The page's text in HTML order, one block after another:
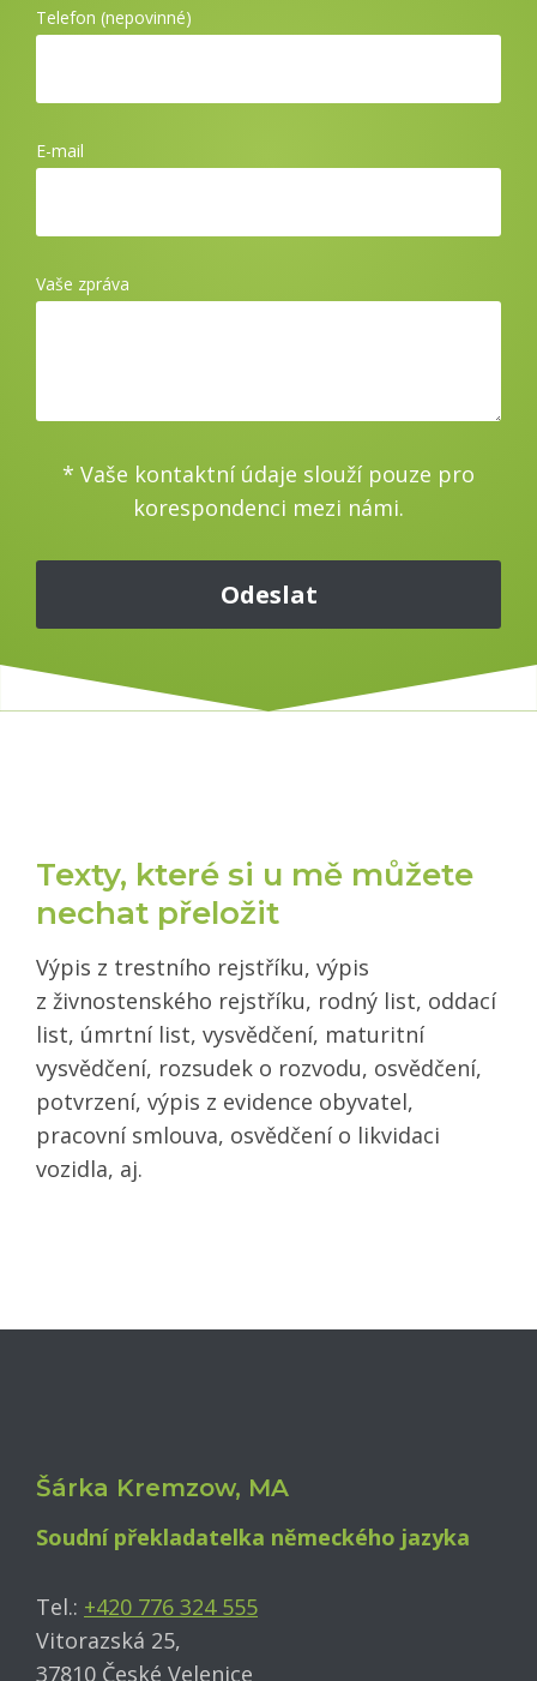
Telefon (nepovinné)
E-mail
Vaše zpráva
* Vaše kontaktní údaje slouží pouze pro
korespondenci mezi námi.
Texty, které si u mě můžete
nechat přeložit
Výpis z trestního rejstříku, výpis
z živnostenského rejstříku, rodný list, oddací
list, úmrtní list, vysvědčení, maturitní
vysvědčení, rozsudek o rozvodu, osvědčení,
potvrzení, výpis z evidence obyvatel,
pracovní smlouva, osvědčení o likvidaci
vozidla, aj.
Šárka Kremzow, MA
Soudní překladatelka německého jazyka
Tel.: +420 776 324 555
Vitorazská 25,
37810 České Velenice